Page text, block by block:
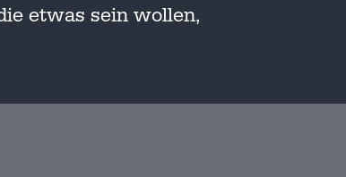
etwas sein wollen,